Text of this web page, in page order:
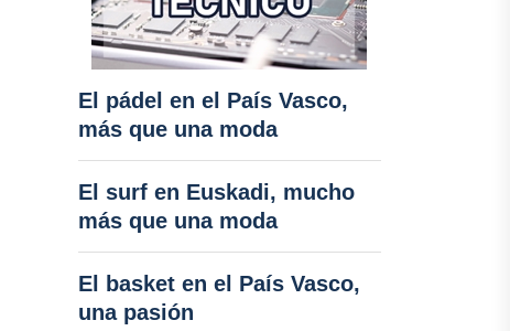
El pádel en el País Vasco,
más que una moda
El surf en Euskadi, mucho
más que una moda
El basket en el País Vasco,
una pasión